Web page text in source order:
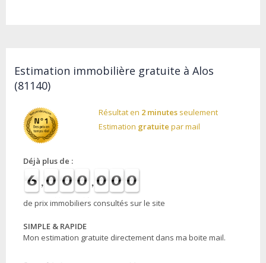
Estimation immobilière gratuite à Alos
(81140)
Résultat en 2 minutesseulement
Estimation gratuite par mail
Déjà plus de :
de prix immobiliers consultés sur le site
SIMPLE & RAPIDE
Mon estimation gratuite directement dans ma boite mail.